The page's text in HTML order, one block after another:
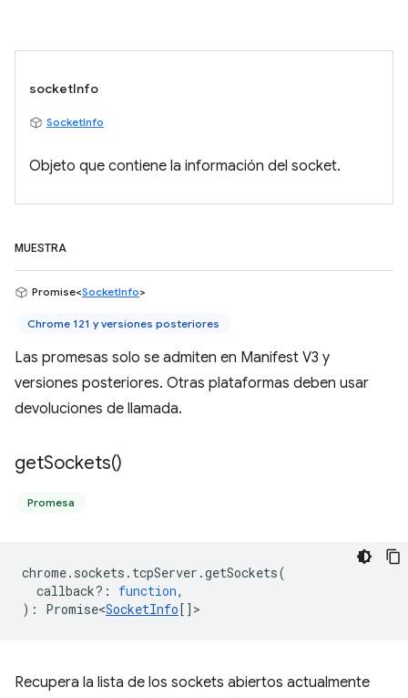
socketInfo
SocketInfo
Objeto que contiene la información del socket.
MUESTRA
Promise<SocketInfo>
Chrome 121 y versiones posteriores
Las promesas solo se admiten en Manifest V3 y
versiones posteriores. Otras plataformas deben usar
devoluciones de llamada.
getSockets()
Promesa
chrome. sockets . tcpServer .getSockets(
callback? : function,
) : Promise<SocketInfo[] >
Recupera la lista de los sockets abiertos actualmente